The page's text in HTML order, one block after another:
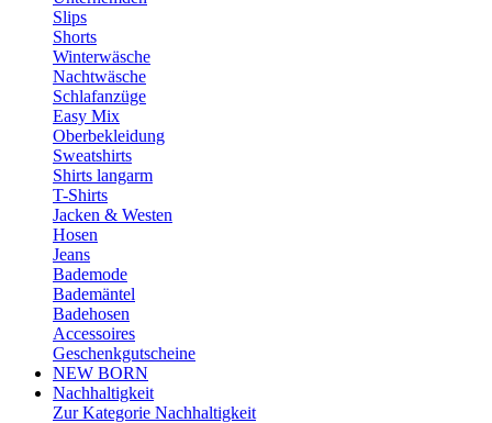
Slips
Shorts
Winterwäsche
Nachtwäsche
Schlafanzüge
Easy Mix
Oberbekleidung
Sweatshirts
Shirts langarm
T-Shirts
Jacken & Westen
Hosen
Jeans
Bademode
Bademäntel
Badehosen
Accessoires
Geschenkgutscheine
NEW BORN
Nachhaltigkeit
Zur Kategorie Nachhaltigkeit